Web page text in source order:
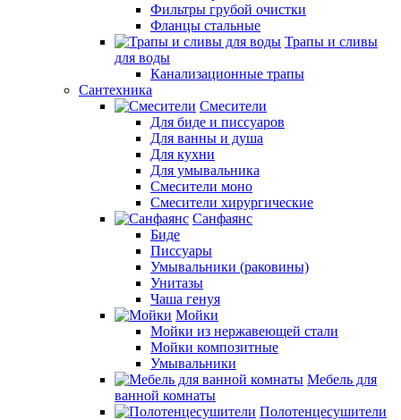
Фильтры грубой очистки
Фланцы стальные
Трапы и сливы
для воды
Канализационные трапы
Сантехника
Смесители
Для биде и писсуаров
Для ванны и душа
Для кухни
Для умывальника
Смесители моно
Смесители хирургические
Санфаянс
Биде
Писсуары
Умывальники (раковины)
Унитазы
Чаша генуя
Мойки
Мойки из нержавеющей стали
Мойки композитные
Умывальники
Мебель для
ванной комнаты
Полотенцесушители